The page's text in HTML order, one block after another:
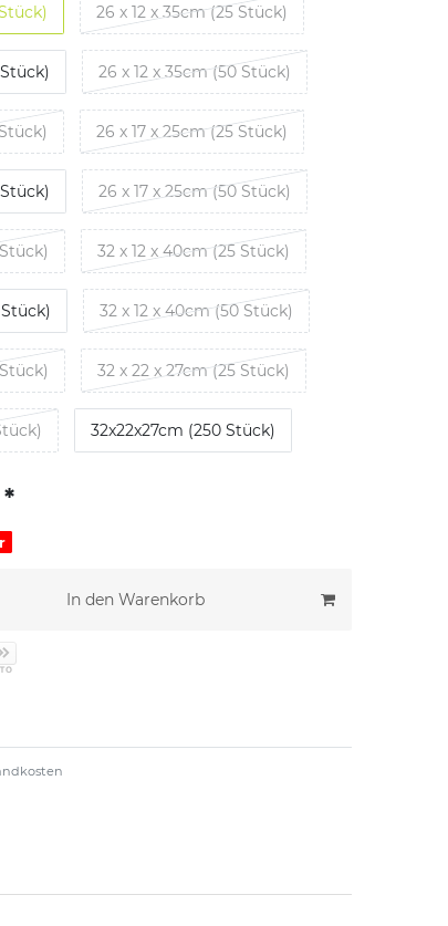
26 x 12 x 35cm (25 Stück)
26 x 12 x 35cm (50 Stück)
26 x 17 x 25cm (25 Stück)
26 x 17 x 25cm (50 Stück)
32 x 12 x 40cm (25 Stück)
32 x 12 x 40cm (50 Stück)
32 x 22 x 27cm (25 Stück)
32x22x27cm (250 Stück)
*
In den Warenkorb